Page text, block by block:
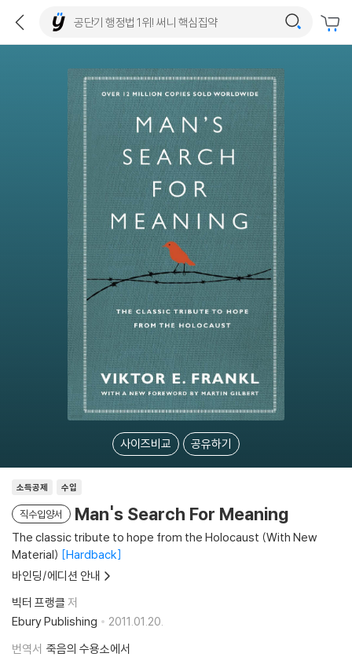
사이즈비교 공유하기
소득공제 수입
직수입양서 Man's Search For Meaning
The classic tribute to hope from the Holocaust (With New
Material) Hardback
바인딩/에디션 안내
빅터 프랭클 저
Ebury Publishing
2011.01.20.
번역서 죽음의 수용소에서